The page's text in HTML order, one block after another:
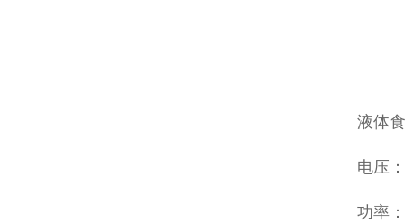
液体
电压
功率